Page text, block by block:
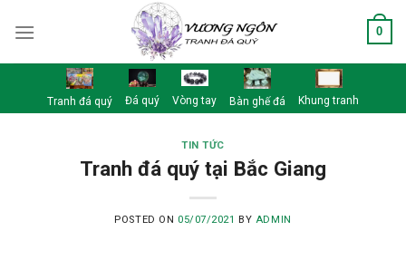
0
Tranh đá quý Đá quý Vòng tay Bàn ghế đá Khung tranh
TIN TỨC
Tranh đá quý tại Bắc Giang
POSTED ON 05/07/2021 BY ADMIN